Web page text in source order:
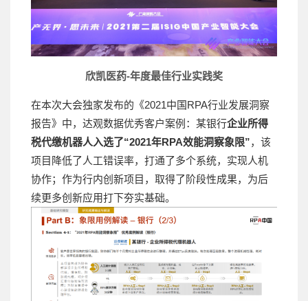
欣凯医药-年度最佳行业实践奖
在本次大会独家发布的《2021中国RPA行业发展洞察
报告》中，达观数据优秀客户案例：某银行企业所得
税代缴机器人入选了“2021年RPA效能洞察象限”，该
项目降低了人工错误率，打通了多个系统，实现人机
协作；作为行内创新项目，取得了阶段性成果，为后
续更多创新应用打下夯实基础。